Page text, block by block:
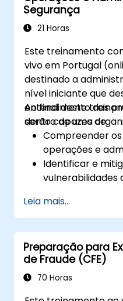
emergências e
Segurança
21 Horas
Este treinamento
vivo em Portugal
destinado a
nível iniciante que
entendimento das
dentro de uma
Ao final deste
serão capazes de:
Compreender
operações e
Identificar e
vulnerabilidades
segurança.
Compreender
éticas nas
Preparar-se
recuperação de
Leia mais...
Preparação para
de Fraude (CFE)
70 Horas